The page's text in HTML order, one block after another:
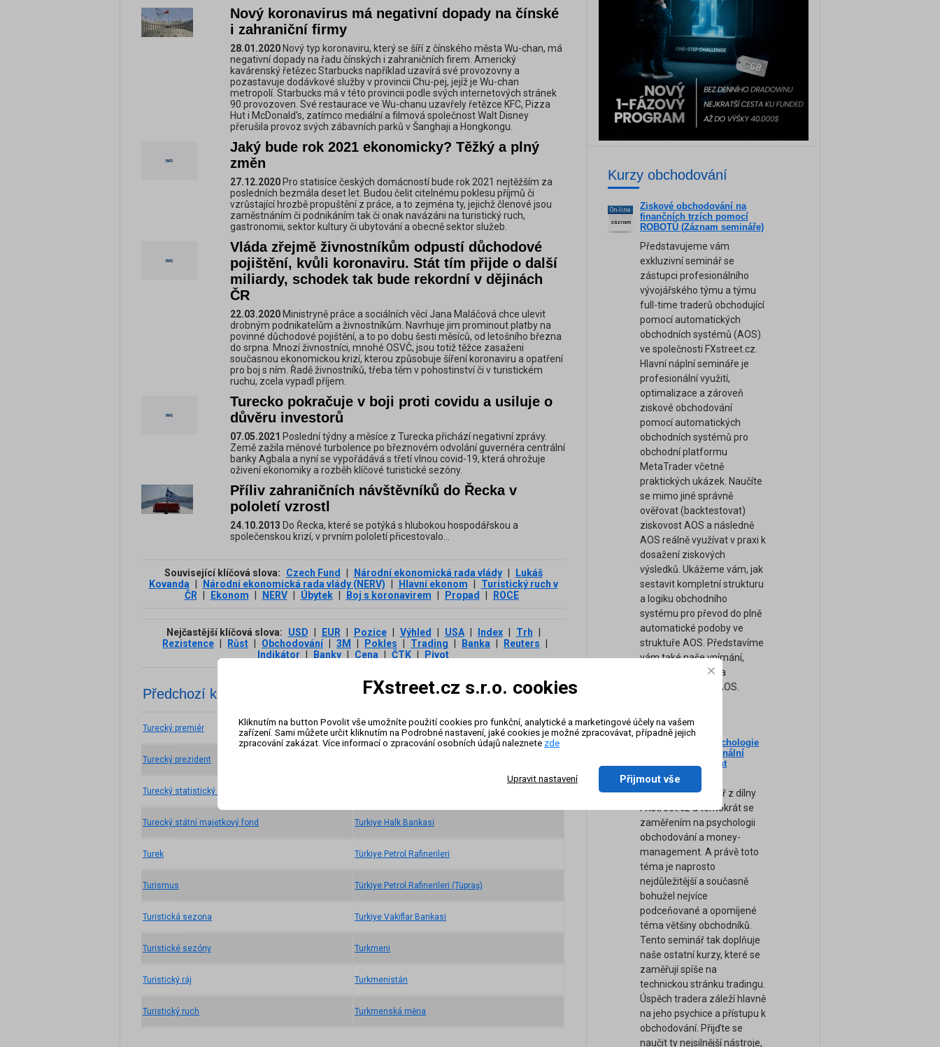
Nový koronavirus má negativní dopady na čínské
i zahraniční firmy
28.01.2020 Nový typ koronaviru, který se šíří z čínského města Wu-chan, má
negativní dopady na řadu čínských i zahraničních firem. Americký
kavárenský řetězec Starbucks například uzavírá své provozovny a
pozastavuje dodávkové služby v provincii Chu-pej, jejíž je Wu-chan
metropolí. Starbucks má v této provincii podle svých internetových stránek
90 provozoven. Své restaurace ve Wu-chanu uzavřely řetězce KFC, Pizza
Hut i McDonald's, zatímco mediální a filmová společnost Walt Disney
přerušila provoz svých zábavních parků v Šanghaji a Hongkongu.
Jaký bude rok 2021 ekonomicky? Těžký a plný
změn
27.12.2020 Pro statisíce českých domácností bude rok 2021 nejtěžším za
posledních bezmála deset let. Budou čelit citelnému poklesu příjmů či
vzrůstající hrozbě propuštění z práce, a to zejména ty, jejichž členové jsou
zaměstnáním či podnikáním tak či onak navázáni na turistický ruch,
gastronomii, sektor kultury či ubytování a obecně sektor služeb.
Vláda zřejmě živnostníkům odpustí důchodové
pojištění, kvůli koronaviru. Stát tím přijde o další
miliardy, schodek tak bude rekordní v dějinách
ČR
22.03.2020 Ministryně práce a sociálních věcí Jana Maláčová chce ulevit
drobným podnikatelům a živnostníkům. Navrhuje jim prominout platby na
povinné důchodové pojištění, a to po dobu šesti měsíců, od letošního března
do srpna. Mnozí živnostníci, mnohé OSVČ, jsou totiž těžce zasaženi
současnou ekonomickou krizí, kterou způsobuje šíření koronaviru a opatření
pro boj s ním. Řadě živnostníků, třeba těm v pohostinství či v turistickém
ruchu, zcela vypadl příjem.
Turecko pokračuje v boji proti covidu a usiluje o
důvěru investorů
07.05.2021 Poslední týdny a měsíce z Turecka přichází negativní zprávy.
Země zažila měnové turbolence po březnovém odvolání guvernéra centrální
banky Agbala a nyní se vypořádává s třetí vlnou covid-19, která ohrožuje
oživení ekonomiky a rozběh klíčové turistické sezóny.
Příliv zahraničních návštěvníků do Řecka v
pololetí vzrostl
24.10.2013 Do Řecka, které se potýká s hlubokou hospodářskou a
společenskou krizí, v prvním pololetí přicestovalo...
Související klíčová slova: Czech Fund Národní ekonomická rada vlády
Lukáš
Kovanda
Národní ekonomická rada vlády (NERV) Hlavní ekonom
Turistický ruch v
ČR
Ekonom NERV Úbytek Boj s koronavirem Propad ROCE
Nejčastější klíčová slova: USD EUR Pozice Výhled USA Index Trh
Rezistence
Růst Obchodování 3М Pokles Trading Banka Reuters
Indikátor
Banky Cena ČTK Pivot
Předchozí klíčová slova
Turecký premiér
Turecký prezident
Turecký statistický úřad
Turecký státní majetkový fond
Turek
Turismus
Turistická sezona
Turistické sezóny
Turistický ráj
Turistický ruch
Následující klíčová slova
Turistický ruch v ČR
Turkiye Halk Bankasi
Türkiye Petrol Rafinerileri
Türkiye Petrol Rafinerileri (Tüpraş)
Turkiye Vakiflar Bankasi
Turkmeni
Turkmenistán
Turkmenská měna
Kurzy obchodování
On-line
záznam
Ziskové obchodování na
finančních trzích pomocí
ROBOTŮ (Záznam semináře)
Představujeme vám
exkluzivní seminář se
zástupci profesionálního
vývojářského týmu a týmu
full-time traderů obchodující
pomocí automatických
obchodních systémů (AOS)
ve společnosti FXstreet.cz.
Hlavní náplní semináře je
profesionální využití,
optimalizace a zároveň
ziskové obchodování
pomocí automatických
obchodních systémů pro
obchodní platformu
MetaTrader včetně
praktických ukázek. Naučíte
se mimo jiné správně
ověřovat (backtestovat)
ziskovost AOS a následně
AOS reálně využívat v praxi k
dosažení ziskových
výsledků. Ukážeme vám, jak
sestavit kompletní strukturu
a logiku obchodního
systému pro převod do plně
automatické podoby ve
struktuře AOS. Představíme
vám také naše vnímání,
obchodní přístupy a
strategie pomocí AOS.
Nový seminář: Psychologie
tradingu a profesionální
Money-Management
(Záznam semináře)
Zcela nový seminář z dílny
FXstreet.cz a tentokrát se
zaměřením na psychologii
obchodování a money-
management. A právě toto
téma je naprosto
nejdůležitější a současně
bohužel nejvíce
podceňované a opomíjené
téma většiny obchodníků.
Tento seminář tak doplňuje
naše ostatní kurzy, které se
zaměřují spíše na
technickou stránku tradingu.
Úspěch tradera záleží hlavně
na jeho psychice a přístupu k
obchodování. Přijďte se
naučit ty nejsilnější nástroje,
FXstreet.cz s.r.o. cookies
Kliknutím na button Povolit vše umožníte použití cookies pro funkční, analytické a marketingové účely na vašem
zařízení. Sami můžete určit kliknutím na Podrobné nastavení, jaké cookies je možné zpracovávat, případně jejich
zpracování zakázat. Více informací o zpracování osobních údajů naleznete zde
Upravit nastavení Přijmout vše